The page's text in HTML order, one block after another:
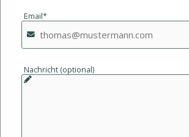
Email*
Nachricht (optional)